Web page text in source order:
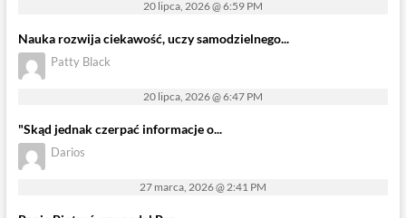
20 lipca, 2026 @ 6:59 PM
Nauka rozwija ciekawość, uczy samodzielnego...
Patty Black
20 lipca, 2026 @ 6:47 PM
"Skąd jednak czerpać informacje o...
Darios
27 marca, 2026 @ 2:41 PM